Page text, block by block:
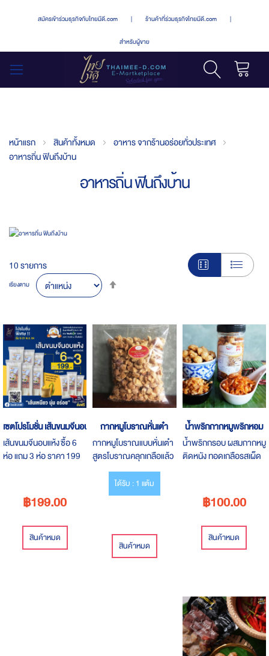
สมัครเข้าร่วมธุรกิจกับไทยมีดี.com | ร้านค้าที่ร่วมธุรกิจไทยมีดี.com |
สำหรับผู้ขาย
หน้าแรก สินค้าทั้งหมด
อาหาร จากร้านอร่อยทั่วประเทศ
อาหารถิ่น ฟินถึงบ้าน
อาหารถิ่น ฟินถึงบ้าน
10รายการ
เรียงตาม
Direction
เซตโปรโมชั่น เส้นขนมจีนอบแห้ง ตรานัวนัวร์
เส้นขนมจีนอบแห้ง ซื้อ 6
ห่อ แถม 3 ห่อ ราคา 199
สามารถสั่งซื้อได้ตั้งแต่ วัน
ที่ 9-31 พ.ค. 64
฿199.00
สินค้าหมด
กากหมูโบราณหั่นเต๋า
กากหมูโบราณแบบหั่นเต๋า
สูตรโบราณคลุกเกลือแล้ว
นำมาทอด อร่อยนัวร์
ได้รับ : 1 แต้ม
สินค้าหมด
น้ำพริกกากหมูพริกหอม
น้ำพริกกรอบ ผสมกากหมู
ติดหนัง ทอดเกลือรสเผ็ด
฿100.00
สินค้าหมด